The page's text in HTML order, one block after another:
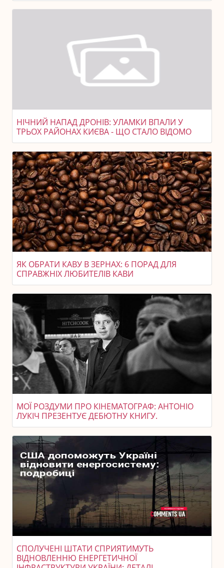
НІЧНИЙ НАПАД ДРОНІВ: УЛАМКИ ВПАЛИ У
ТРЬОХ РАЙОНАХ КИЄВА - ЩО СТАЛО ВІДОМО
ЯК ОБРАТИ КАВУ В ЗЕРНАХ: 6 ПОРАД ДЛЯ
СПРАВЖНІХ ЛЮБИТЕЛІВ КАВИ
МОЇ РОЗДУМИ ПРО КІНЕМАТОГРАФ: АНТОНІО
ЛУКІЧ ПРЕЗЕНТУЄ ДЕБЮТНУ КНИГУ.
СПОЛУЧЕНІ ШТАТИ СПРИЯТИМУТЬ
ВІДНОВЛЕННЮ ЕНЕРГЕТИЧНОЇ